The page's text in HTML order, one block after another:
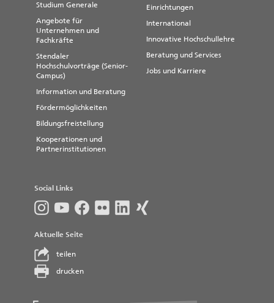
Studium Generale
Angebote für
Unternehmen und
Fachkräfte
Stendaler
Hochschulvorträge (Senior-
Campus)
Information und Beratung
Fördermöglichkeiten
Bildungsfreistellung
Kooperationen und
Partnerinstitutionen
Einrichtungen
International
Innovative Hochschullehre
Beratung und Services
Jobs und Karriere
Social Links
Aktuelle Seite
teilen
drucken